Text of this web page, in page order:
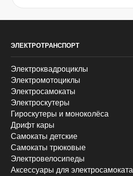
ЭЛЕКТРОТРАНСПОРТ
Электроквадроциклы
Электромотоциклы
Электросамокаты
Электроскутеры
Гироскутеры и моноколёса
Дрифт кары
Самокаты детские
Самокаты трюковые
Электровелосипеды
Аксессуары для электросамоката